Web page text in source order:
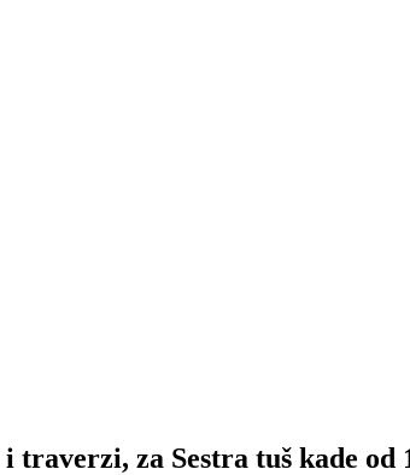
traverzi, za Sestra tuš kade od